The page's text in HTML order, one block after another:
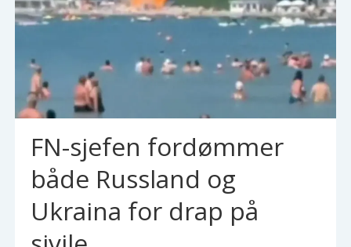
FN-sjefen fordømmer
både Russland og
Ukraina for drap på